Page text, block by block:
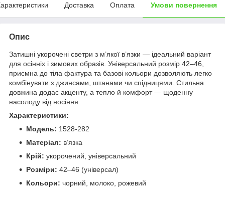
Доставка Оплата Умови повернення
Опис
Затишні укорочені светри з м’якої в’язки — ідеальний варіант
для осінніх і зимових образів. Універсальний розмір 42–46,
приємна до тіла фактура та базові кольори дозволяють легко
комбінувати з джинсами, штанами чи спідницями. Стильна
довжина додає акценту, а тепло й комфорт — щоденну
насолоду від носіння.
Характеристики:
Модель: 1528-282
Матеріал: в’язка
Крій: укорочений, універсальний
Розміри: 42–46 (універсал)
Кольори: чорний, молоко, рожевий